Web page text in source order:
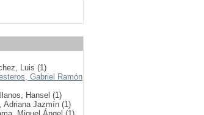
Luis (1)
Gabriel Ramón
Hansel (1)
Adriana Jazmín (1)